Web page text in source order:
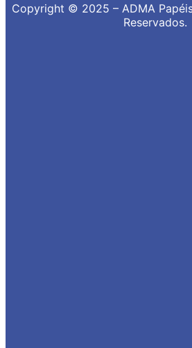
Copyright © 2025 – ADMA
Reservados.